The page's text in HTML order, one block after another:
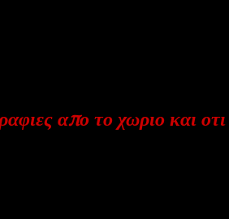
απο το χωριο και οτι